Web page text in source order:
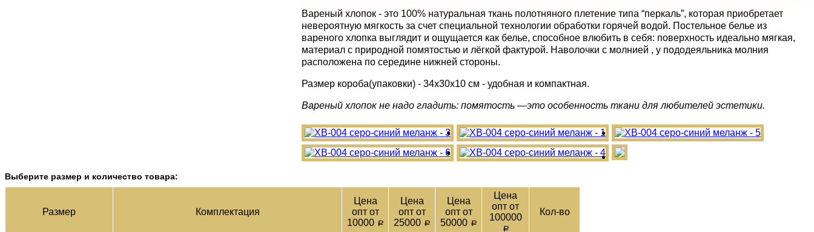
Вареный хлопок - это 100% натуральная ткань полотняного плетение типа “перкаль”, которая приобретает
невероятную мягкость за счет специальной технологии обработки горячей водой. Постельное белье из
вареного хлопка выглядит и ощущается как белье, способное влюбить в себя: поверхность идеально мягкая,
материал с природной помятостью и лёгкой фактурой. Наволочки с молнией , у пододеяльника молния
расположена по середине нижней стороны.
Размер короба(упаковки) - 34х30х10 см - удобная и компактная.
Вареный хлопок не надо гладить: помятость —это особенность ткани для любителей эстетики.
Выберите размер и количество товара:
Раз­мер Ком­плек­тация
Цена
опт от
10000 a
Цена
опт от
25000 a
Цена
опт от
50000 a
Цена
опт от
100000
a
Кол-­во